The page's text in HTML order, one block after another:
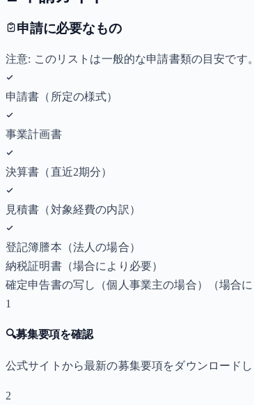
申請に必要なもの
注意: このリストは一般的な申請書類の目安です
申請書（所定の様式）
事業計画書
決算書（直近2期分）
見積書（対象経費の内訳）
登記簿謄本（法人の場合）
納税証明書（場合により必要）
確定申告書の写し（個人事業主の場合）
（場合
1
🔍募集要項を確認
公式サイトから最新の募集要項をダウンロード
2